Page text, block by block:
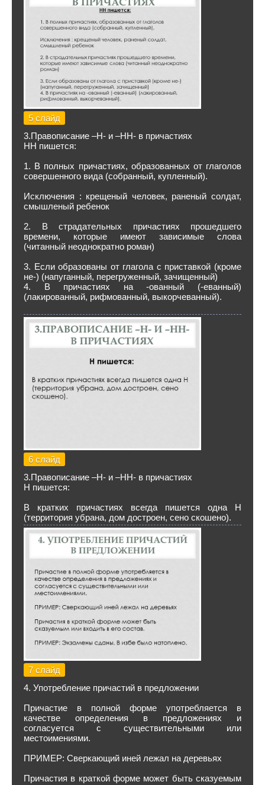
5 слайд
3.Правописание –Н- и –НН- в причастиях
НН пишется:
1. В полных причастиях, образованных от глаголов
совершенного вида (собранный, купленный).
Исключения : крещеный человек, раненый солдат,
смышленый ребенок
2. В страдательных причастиях прошедшего
времени, которые имеют зависимые слова
(читанный неоднократно роман)
3. Если образованы от глагола с приставкой (кроме
не-) (напуганный, перегруженный, зачищенный)
4. В причастиях на -ованный (-еванный)
(лакированный, рифмованный, выкорчеванный).
6 слайд
3.Правописание –Н- и –НН- в причастиях
Н пишется:
В кратких причастиях всегда пишется одна Н
(территория убрана, дом достроен, сено скошено).
7 слайд
4. Употребление причастий в предложении
Причастие в полной форме употребляется в
качестве определения в предложениях и
согласуется с существительными или
местоимениями.
ПРИМЕР: Сверкающий иней лежал на деревьях
Причастия в краткой форме может быть сказуемым